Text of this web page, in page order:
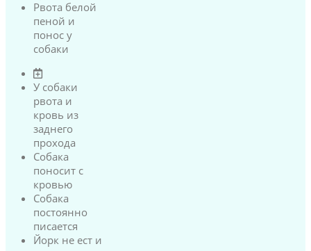
Рвота белой
пеной и
понос у
собаки
У собаки
рвота и
кровь из
заднего
прохода
Собака
поносит с
кровью
Собака
постоянно
писается
Йорк не ест и